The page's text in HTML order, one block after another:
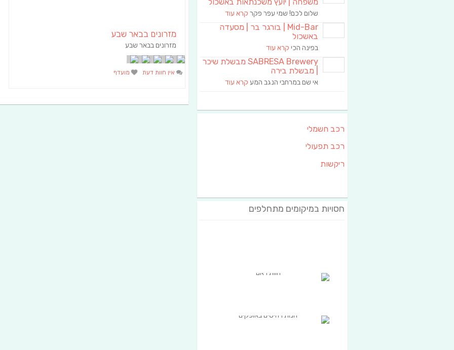
מזרונים בבאר שבע
מזרונים בבאר שבע
אין חוות דעת מועדף
שלום לכם! שמי עפר פקר קרא עוד
Mid-Bar | בורגר בר | מסעדה
באשכול
בפינה הכי קרא עוד
SABRESA Brewery מבשלת שיכר
| מבשלת בירה
אי שם במרחבי הנגב המע קרא עוד
רכב חשמלי
רכב תפעולי
ריקשות
חסויות במיקומים מתחלפים